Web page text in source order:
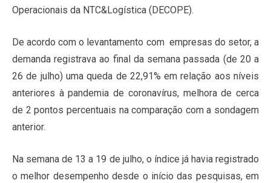
Operacionais da NTC&Logística (DECOPE).
De acordo com o levantamento com empresas do setor, a
demanda registrava ao final da semana passada (de 20 a
26 de julho) uma queda de 22,91% em relação aos níveis
anteriores à pandemia de coronavírus, melhora de cerca
de 2 pontos percentuais na comparação com a sondagem
anterior.
Na semana de 13 a 19 de julho, o índice já havia registrado
o melhor desempenho desde o início das pesquisas, em